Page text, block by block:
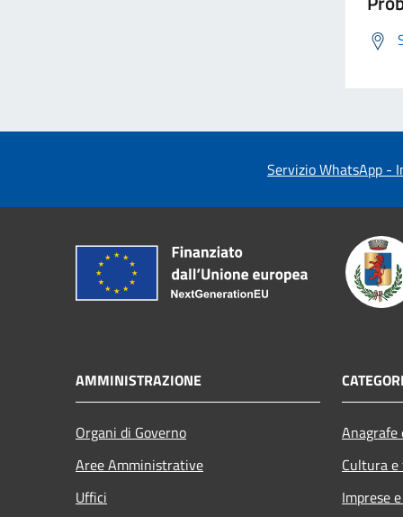
Servizio WhatsApp -
AMMINISTRAZIONE
Organi di Governo
Aree Amministrative
Uffici
Cultura
Imprese